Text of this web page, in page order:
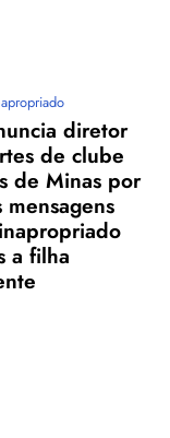
diretor
de clube
de Minas por
mensagens
a filha